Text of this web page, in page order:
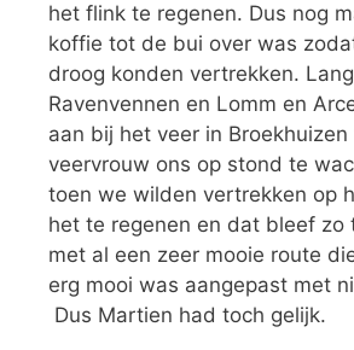
het flink te regenen. Dus nog
koffie tot de bui over was
droog konden vertrekken.
Ravenvennen en Lomm en
aan bij het veer in
veervrouw ons op stond te
toen we wilden vertrekken op
het te regenen en dat bleef zo
met al een zeer mooie route
erg mooi was aangepast met
Dus Martien had toch gelijk.